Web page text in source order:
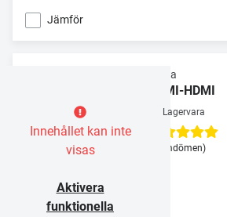
Jämför
Innehållet kan inte
visas
Aktivera
funktionella
Supra
HDMI-HDMI
Lagervara
(3 omdömen)